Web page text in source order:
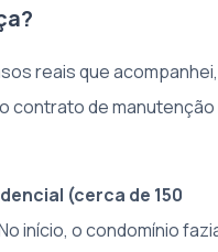
reais que acompanhei,
contrato de manutenção
(cerca de 150
início, o condomínio